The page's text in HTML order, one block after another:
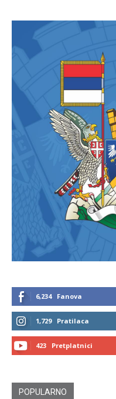
6,234 Fanova
1,729 Pratilaca
423 Pretplatnici
POPULARNO